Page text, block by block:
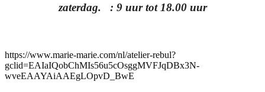
zaterdag. : 9 uur tot 18.00 uur
https://www.marie-marie.com/nl/atelier-rebul?
gclid=EAIaIQobChMIs56u5cOsggMVFJqDBx3N-
wveEAAYAiAAEgLOpvD_BwE